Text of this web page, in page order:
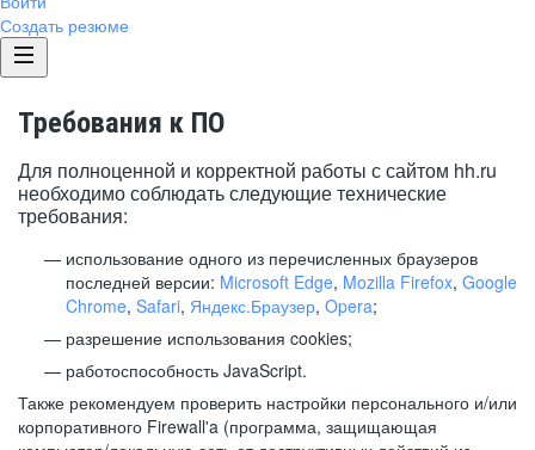
Создать резюме
Требования к ПО
Для полноценной и корректной работы с сайтом hh.ru
необходимо соблюдать следующие технические
требования:
использование одного из перечисленных браузеров
последней версии: Microsoft Edge, Mozilla Firefox, Google
Chrome, Safari, Яндекс.Браузер, Opera;
разрешение использования cookies;
работоспособность JavaScript.
Также рекомендуем проверить настройки персонального и/или
корпоративного Firewall'a (программа, защищающая